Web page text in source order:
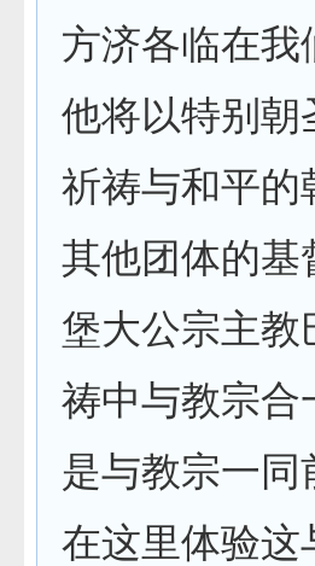
方济各临在我
他将以特别朝
祈祷与和平的
其他团体的基
堡大公宗主教
祷中与教宗合
是与教宗一同
在这里体验这